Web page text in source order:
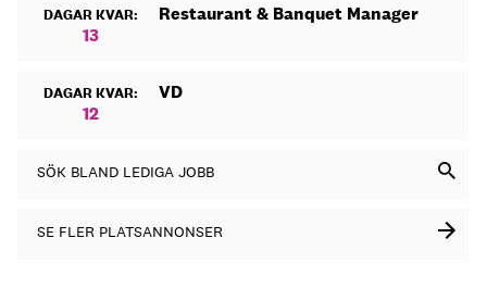
DAGAR KVAR:
13
Restaurant & Banquet Manager
DAGAR KVAR:
12
VD
SÖK BLAND LEDIGA JOBB
SE FLER PLATSANNONSER